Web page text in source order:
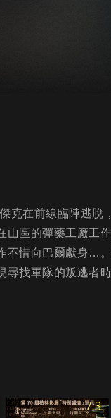
克在前線臨陣逃脫
山區的彈藥工廠工
不惜向巴爾獻身…。
找軍隊的叛逃者
7.3